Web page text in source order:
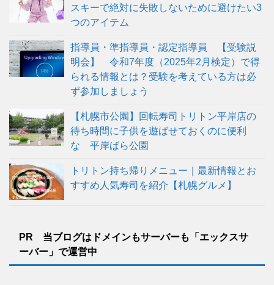
スキーで絶対に失敗しないために避けたい3
つのアイテム
指導員・準指導員・認定指導員 【受験説
明会】 令和7年度（2025年2月検定）で得
られる情報とは？受験を考えている方は必
ず参加しましょう
【札幌市公園】回転寿司トリトン平岸店の
待ち時間に子供を遊ばせておくのに便利
な 平岸ばら公園
トリトン持ち帰りメニュー｜最新情報とお
すすめ人気寿司を紹介【札幌グルメ】
PR 当ブログはドメインもサーバーも「エックスサ
ーバー」で運営中